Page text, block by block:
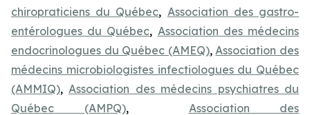
chiropraticiens du Québec, Association des gastro-
entérologues du Québec, Association des médecins
endocrinologues du Québec (AMEQ),Association des
médecins microbiologistes infectiologues du Québec
(AMMIQ),Association des médecins psychiatres du
Québec (AMPQ), Association des